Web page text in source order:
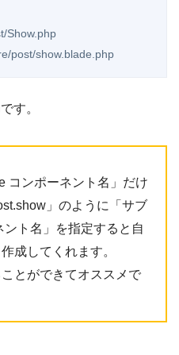
Show.php
す。
コンポーネント名」だけ
」のように「サブ
ト名」を指定すると自
成してくれます。
とができてオススメで